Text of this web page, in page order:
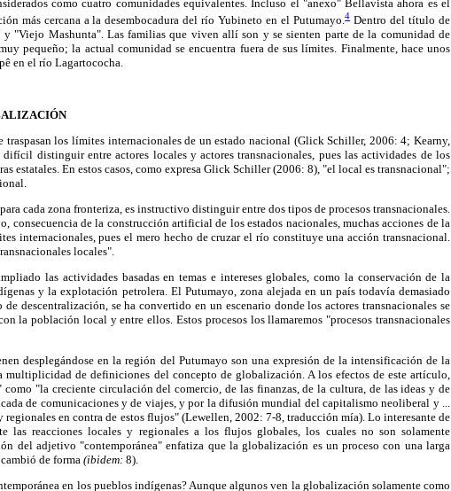
como cuatro comunidades equivalentes. Incluso el "anexo" Bellavista ahora es el
más cercana a la desembocadura del río Yubineto en el Putumayo.4Dentro del título de
y "Viejo Mashunta". Las familias que viven allí son y se sienten parte de la comunidad de
pequeño; la actual comunidad se encuentra fuera de sus límites. Finalmente, hace unos
en el río Lagartococha.
los límites internacionales de un estado nacional (Glick Schiller, 2006: 4; Kearny,
distinguir entre actores locales y actores transnacionales, pues las actividades de los
estatales. En estos casos, como expresa Glick Schiller (2006: 8), "el local es transnacional";
cada zona fronteriza, es instructivo distinguir entre dos tipos de procesos transnacionales.
consecuencia de la construcción artificial de los estados nacionales, muchas acciones de la
internacionales, pues el mero hecho de cruzar el río constituye una acción transnacional.
locales".
las actividades basadas en temas e intereses globales, como la conservación de la
y la explotación petrolera. El Putumayo, zona alejada en un país todavía demasiado
descentralización, se ha convertido en un escenario donde los actores transnacionales se
la población local y entre ellos. Estos procesos los llamaremos "procesos transnacionales
desplegándose en la región del Putumayo son una expresión de la intensificación de la
multiplicidad de definiciones del concepto de globalización. A los efectos de este artículo,
"la creciente circulación del comercio, de las finanzas, de la cultura, de las ideas y de
de comunicaciones y de viajes, y por la difusión mundial del capitalismo neoliberal y ...
regionales en contra de estos flujos" (Lewellen, 2002: 7-8, traducción mía). Lo interesante de
las reacciones locales y regionales a los flujos globales, los cuales no son solamente
del adjetivo "contemporánea" enfatiza que la globalización es un proceso con una larga
de forma (ibidem: 8).
en los pueblos indígenas? Aunque algunos ven la globalización solamente como